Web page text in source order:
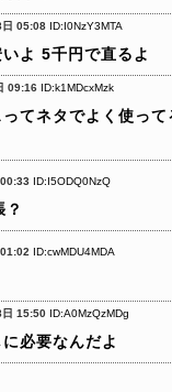
05:08 ID:I0NzY3MTA
よ 5千円で直るよ
09:16 ID:k1MDcxMzk
てネタでよく使っ
ID:I5ODQ0NzQ
ID:cwMDU4MDA
15:50 ID:A0MzQzMDg
必要なんだよ